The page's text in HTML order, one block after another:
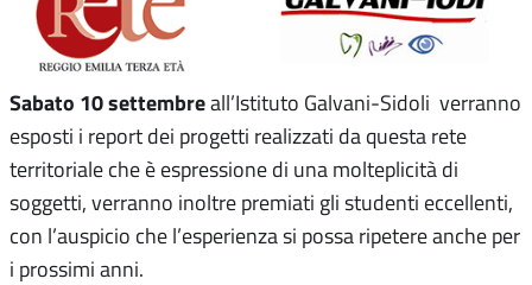
Sabato 10 settembreall’Istituto Galvani-Sidoli verranno
esposti i report dei progetti realizzati da questa rete
territoriale che è espressione di una molteplicità di
soggetti, verranno inoltre premiati gli studenti eccellenti,
con l’auspicio che l’esperienza si possa ripetere anche per
i prossimi anni.